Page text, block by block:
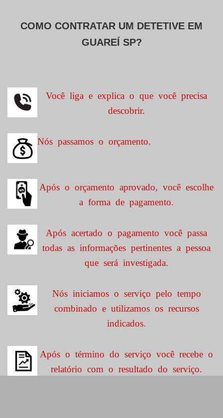
COMO CONTRATAR UM DETETIVE EM
GUAREÍ SP?
Você liga e explica o que você precisa
descobrir.
Nós passamos o orçamento.
Após o orçamento aprovado, você escolhe
a forma de pagamento.
Após acertado o pagamento você passa
todas as informações pertinentes a pessoa
que será investigada.
Nós iniciamos o serviço pelo tempo
combinado e utilizamos os recursos
indicados.
Após o término do serviço você recebe o
relatório com o resultado do serviço.